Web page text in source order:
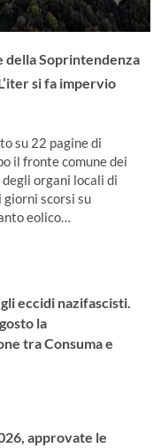
della Soprintendenza
si fa impervio
su 22 pagine di
il fronte comune dei
organi locali di
scorsi su
eolico…
eccidi nazifascisti.
la
tra Consuma e
approvate le